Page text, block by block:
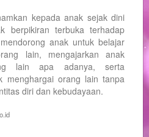
kepada anak sejak dini
berpikiran terbuka terhadap
anak untuk belajar
lain, mengajarkan anak
lain apa adanya, serta
menghargai orang lain tanpa
diri dan kebudayaan.